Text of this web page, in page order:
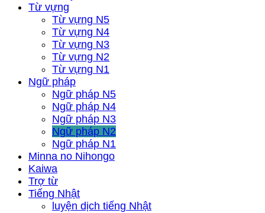
Từ vựng
Từ vựng N5
Từ vựng N4
Từ vựng N3
Từ vựng N2
Từ vựng N1
Ngữ pháp
Ngữ pháp N5
Ngữ pháp N4
Ngữ pháp N3
Ngữ pháp N2
Ngữ pháp N1
Minna no Nihongo
Kaiwa
Trợ từ
Tiếng Nhật
luyện dịch tiếng Nhật